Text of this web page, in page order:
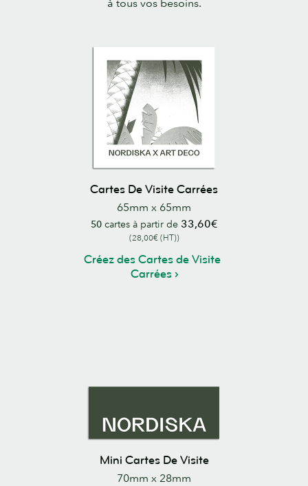
Cartes De Visite Carrées
65mm x 65mm
50cartes à partir de 33,60€
(28,00€ (HT))
Créez des Cartes de Visite
Carrées
Mini Cartes De Visite
70mm x 28mm